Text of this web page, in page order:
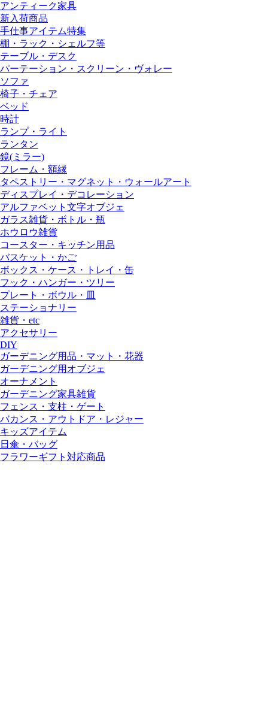
アンティーク家具
新入荷商品
手仕事アイテム特集
棚・ラック・シェルフ等
テーブル・デスク
パーテーション・スクリーン・ヴォレー
ソファ
椅子・チェア
ベッド
時計
ランプ・ライト
ランタン
鏡(ミラー)
フレーム・額縁
タペストリー・マグネット・ウォールアート
ディスプレイ・デコレーション
アルファベット文字オブジェ
ガラス雑貨・ボトル・瓶
ホウロウ雑貨
コースター・キッチン用品
バスケット・かご
ボックス・ケース・トレイ・缶
フック・ハンガー・ツリー
プレート・ボウル・皿
ステーショナリー
雑貨・etc
アクセサリー
DIY
ガーデニング用品・マット・花器
ガーデニング用オブジェ
オーナメント
ガーデニング家具雑貨
フェンス・支柱・ゲート
バカンス・アウトドア・レジャー
キッズアイテム
日傘・バッグ
フラワーギフト対応商品